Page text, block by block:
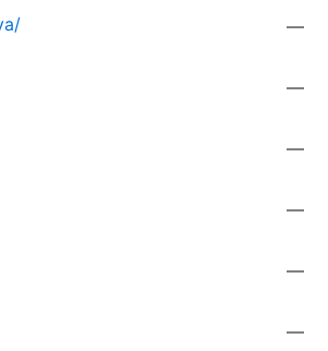
—
—
—
—
—
—